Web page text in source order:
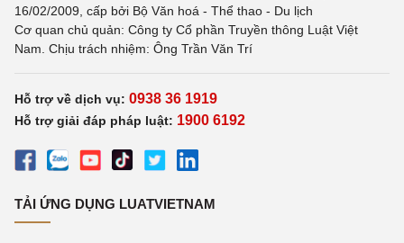
16/02/2009, cấp bởi Bộ Văn hoá - Thể thao - Du lịch
Cơ quan chủ quản: Công ty Cổ phần Truyền thông Luật Việt
Nam. Chịu trách nhiệm: Ông Trần Văn Trí
Hỗ trợ về dịch vụ: 0938 36 1919
Hỗ trợ giải đáp pháp luật: 1900 6192
TẢI ỨNG DỤNG LUATVIETNAM